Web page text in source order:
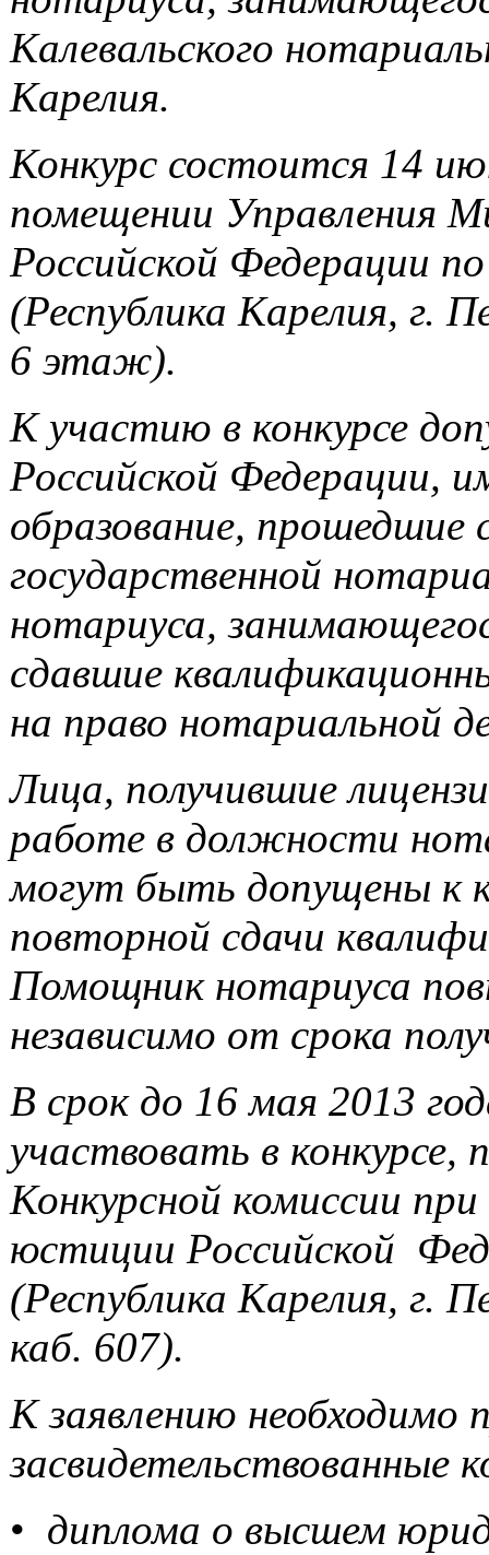
Калевальского
Карелия.
Конкурс состоится 14
помещении Управления
Российской Федерации
(Республика Карелия, г.
6 этаж).
К участию в конкурсе
Российской Федерации,
образование, прошедшие
государственной
нотариуса,
сдавшие
на право нотариальной
Лица, получившие
работе в должности
могут быть допущены к
повторной сдачи
Помощник нотариуса
независимо от срока
В срок до 16 мая 2013
участвовать в
Конкурсной комиссии
юстиции Российской
(РеспубликаКарелия, г.
каб. 607).
К заявлению
засвидетельствованные
• диплома о высшем